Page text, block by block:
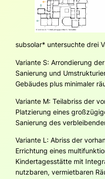
subsolar* untersuchte drei
Variante S: Arrondierung
Sanierung und
Gebäudes plus minimaler
Variante M: Teilabriss der
Platzierung eines
Sanierung des
Variante L: Abriss der
Errichtung eines
Kindertagesstätte mit
nutzbaren, vermietbaren